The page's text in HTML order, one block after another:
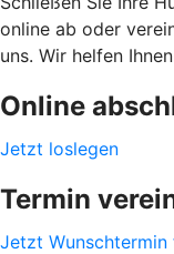
online ab oder
uns. Wir helfen
Online
Jetzt loslegen
Termin
Jetzt Wunschtermin